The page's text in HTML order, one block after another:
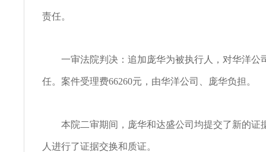
责任。
一审法院判决：追加庞华为被执行人，对华洋公
任。案件受理费66260元，由华洋公司、庞华负担。
本院二审期间，庞华和达盛公司均提交了新的证
人进行了证据交换和质证。